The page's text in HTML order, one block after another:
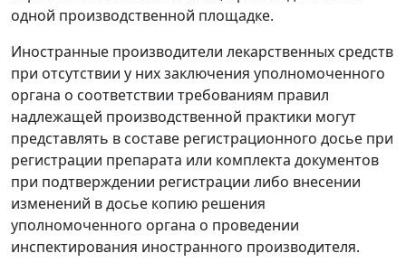
одной производственной площадке.
Иностранные производители лекарственных средств
при отсутствии у них заключения уполномоченного
органа о соответствии требованиям правил
надлежащей производственной практики могут
представлять в составе регистрационного досье при
регистрации препарата или комплекта документов
при подтверждении регистрации либо внесении
изменений в досье копию решения
уполномоченного органа о проведении
инспектирования иностранного производителя.